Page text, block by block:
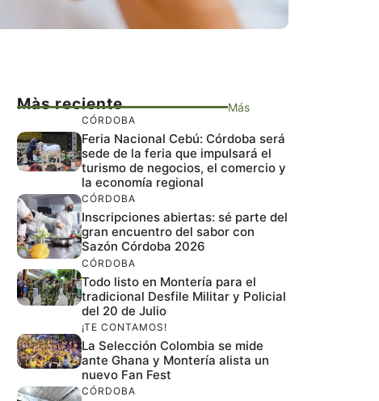
Màs reciente Más
CÓRDOBA
Feria Nacional Cebú: Córdoba será
sede de la feria que impulsará el
turismo de negocios, el comercio y
la economía regional
CÓRDOBA
Inscripciones abiertas: sé parte del
gran encuentro del sabor con
Sazón Córdoba 2026
CÓRDOBA
Todo listo en Montería para el
tradicional Desfile Militar y Policial
del 20 de Julio
¡TE CONTAMOS!
La Selección Colombia se mide
ante Ghana y Montería alista un
nuevo Fan Fest
CÓRDOBA